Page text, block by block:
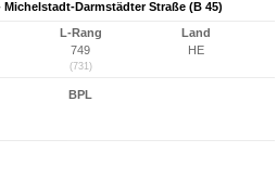
Darmstädter Straße (B 45)
L-Rang
749
(731)
Land
HE
BPL